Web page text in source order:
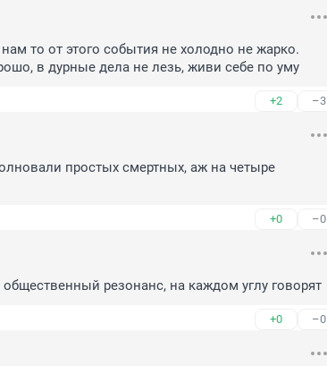
то от этого события не холодно не жарко.
в дурные дела не лезь, живи себе по уму
+2 –3
простых смертных, аж на четыре
+0 –0
резонанс, на каждом углу говорят
+0 –0